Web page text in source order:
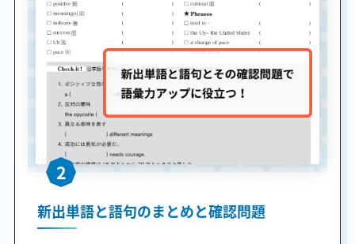
2
新出単語と語句のまとめと確認問題